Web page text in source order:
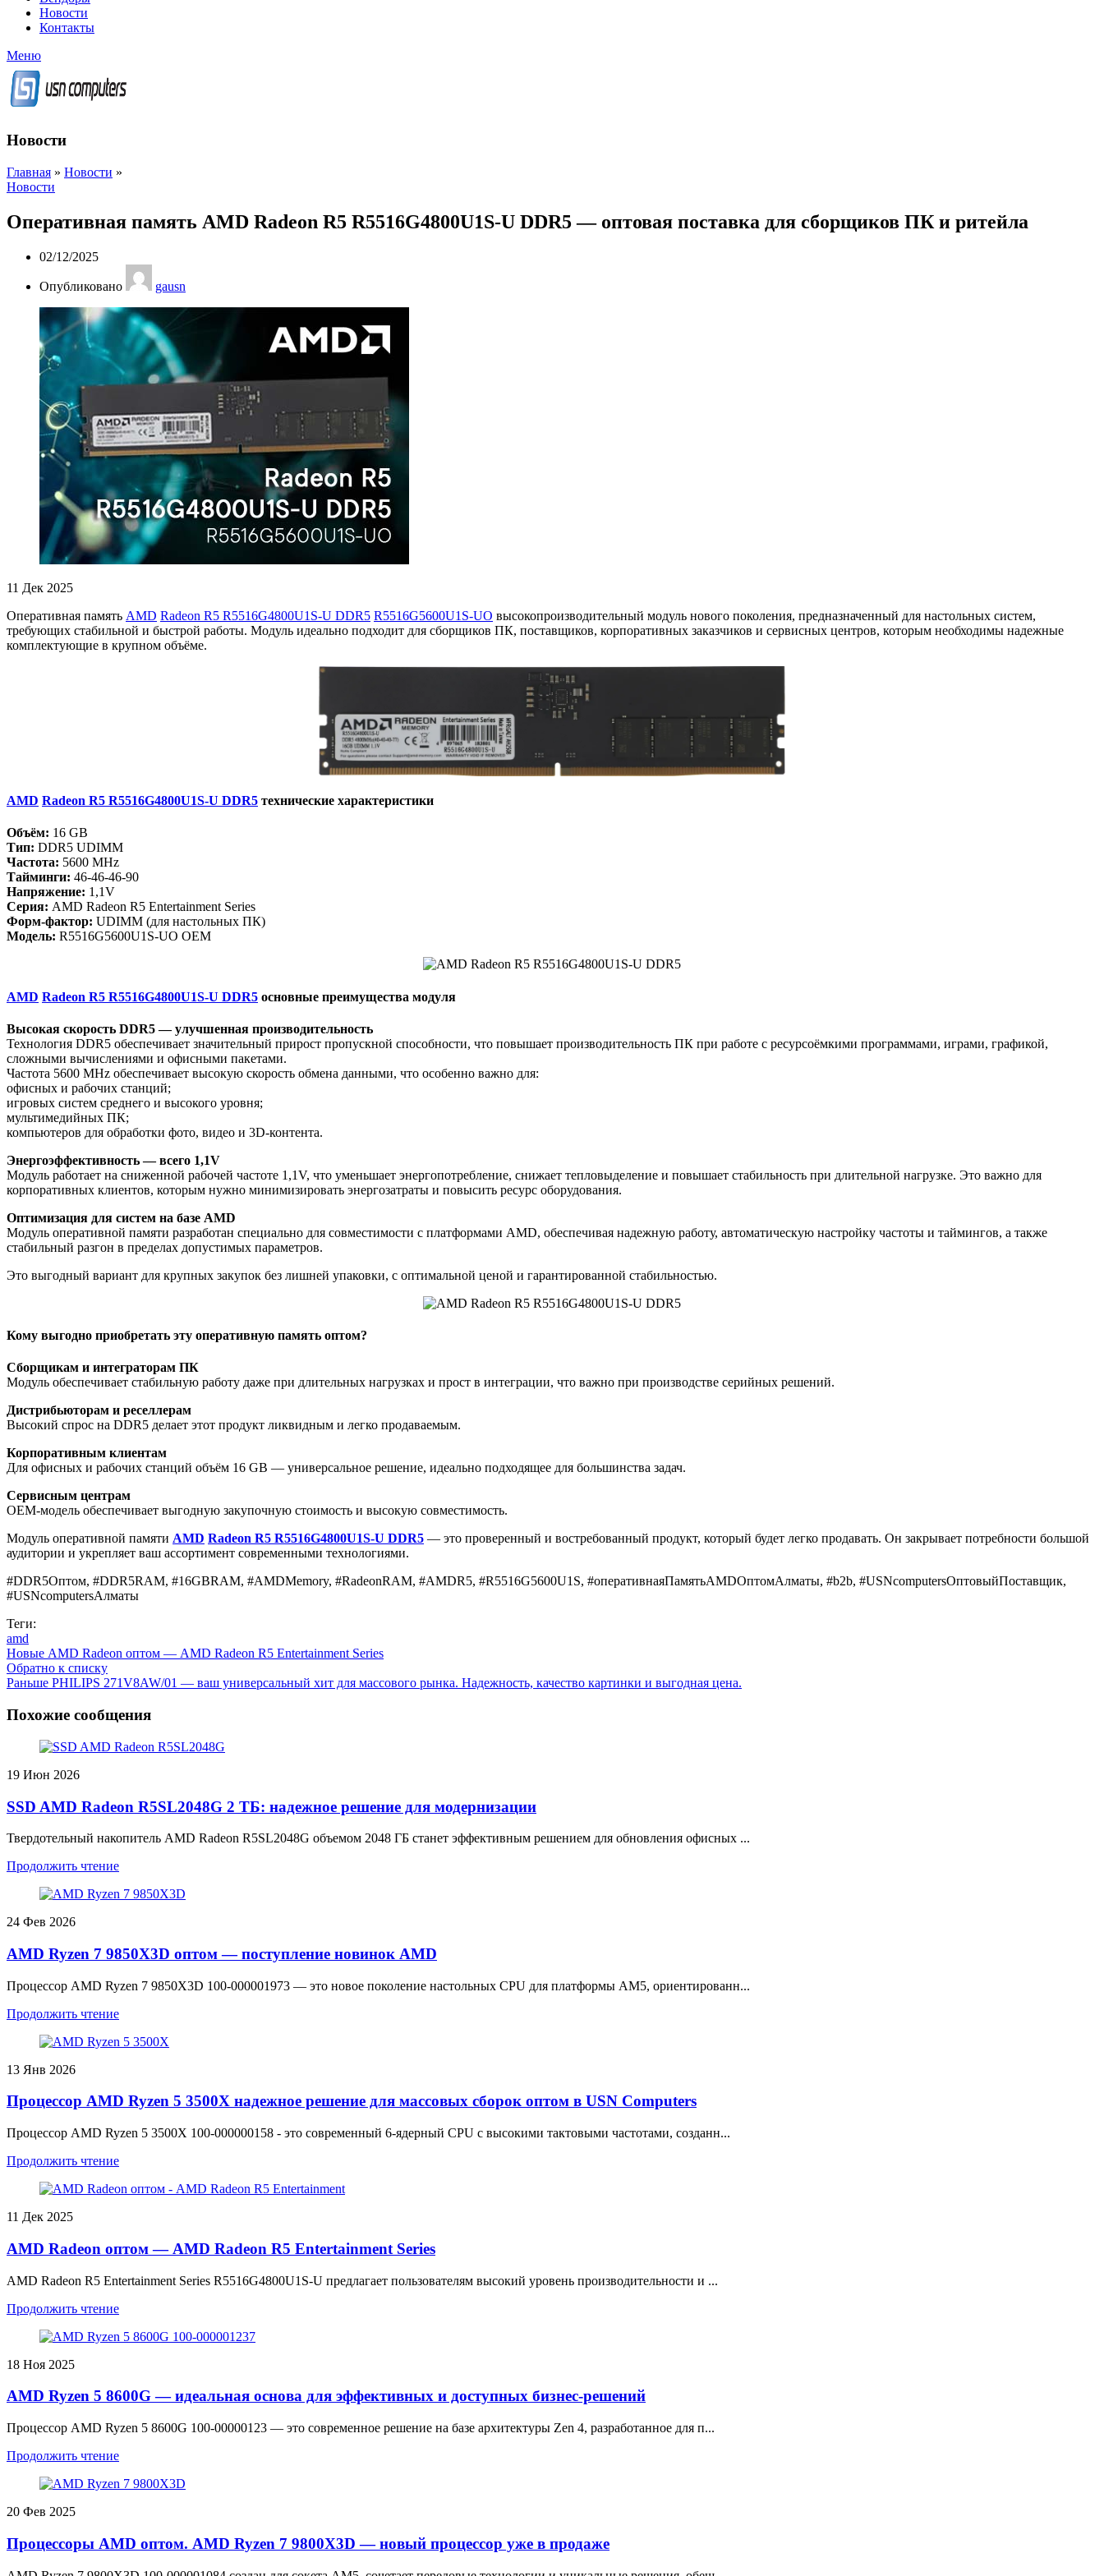
Новости
Контакты
Меню
Новости
Главная » Новости »
Новости
Оперативная память AMD Radeon R5 R5516G4800U1S-U DDR5 — оптовая поставка для сборщиков ПК и ритейла
02/12/2025
Опубликовано gausn
11 Дек 2025
Оперативная память AMD Radeon R5 R5516G4800U1S-U DDR5 R5516G5600U1S-UO высокопроизводительный модуль нового поколения, предназначенный для настольных систем,
требующих стабильной и быстрой работы. Модуль идеально подходит для сборщиков ПК, поставщиков, корпоративных заказчиков и сервисных центров, которым необходимы надежные
комплектующие в крупном объёме.
AMD Radeon R5 R5516G4800U1S-U DDR5 технические характеристики
Объём: 16 GB
Тип: DDR5 UDIMM
Частота: 5600 MHz
Тайминги: 46-46-46-90
Напряжение: 1,1V
Серия: AMD Radeon R5 Entertainment Series
Форм-фактор: UDIMM (для настольных ПК)
Модель: R5516G5600U1S-UO OEM
AMD Radeon R5 R5516G4800U1S-U DDR5 основные преимущества модуля
Высокая скорость DDR5 — улучшенная производительность
Технология DDR5 обеспечивает значительный прирост пропускной способности, что повышает производительность ПК при работе с ресурсоёмкими программами, играми, графикой,
сложными вычислениями и офисными пакетами.
Частота 5600 MHz обеспечивает высокую скорость обмена данными, что особенно важно для:
офисных и рабочих станций;
игровых систем среднего и высокого уровня;
мультимедийных ПК;
компьютеров для обработки фото, видео и 3D-контента.
Энергоэффективность — всего 1,1V
Модуль работает на сниженной рабочей частоте 1,1V, что уменьшает энергопотребление, снижает тепловыделение и повышает стабильность при длительной нагрузке. Это важно для
корпоративных клиентов, которым нужно минимизировать энергозатраты и повысить ресурс оборудования.
Оптимизация для систем на базе AMD
Модуль оперативной памяти разработан специально для совместимости с платформами AMD, обеспечивая надежную работу, автоматическую настройку частоты и таймингов, а также
стабильный разгон в пределах допустимых параметров.
Это выгодный вариант для крупных закупок без лишней упаковки, с оптимальной ценой и гарантированной стабильностью.
Кому выгодно приобретать эту оперативную память оптом?
Сборщикам и интеграторам ПК
Модуль обеспечивает стабильную работу даже при длительных нагрузках и прост в интеграции, что важно при производстве серийных решений.
Дистрибьюторам и реселлерам
Высокий спрос на DDR5 делает этот продукт ликвидным и легко продаваемым.
Корпоративным клиентам
Для офисных и рабочих станций объём 16 GB — универсальное решение, идеально подходящее для большинства задач.
Сервисным центрам
OEM-модель обеспечивает выгодную закупочную стоимость и высокую совместимость.
Модуль оперативной памяти AMD Radeon R5 R5516G4800U1S-U DDR5 — это проверенный и востребованный продукт, который будет легко продавать. Он закрывает потребности большой
аудитории и укрепляет ваш ассортимент современными технологиями.
#DDR5Оптом, #DDR5RAM, #16GBRAM, #AMDMemory, #RadeonRAM, #AMDR5, #R5516G5600U1S, #оперативнаяПамятьAMDОптомАлматы, #b2b, #USNcomputersОптовыйПоставщик,
#USNcomputersАлматы
Теги:
amd
Новые AMD Radeon оптом — AMD Radeon R5 Entertainment Series
Обратно к списку
Раньше PHILIPS 271V8AW/01 — ваш универсальный хит для массового рынка. Надежность, качество картинки и выгодная цена.
Похожие сообщения
19 Июн 2026
SSD AMD Radeon R5SL2048G 2 ТБ: надежное решение для модернизации
Твердотельный накопитель AMD Radeon R5SL2048G объемом 2048 ГБ станет эффективным решением для обновления офисных ...
Продолжить чтение
24 Фев 2026
AMD Ryzen 7 9850X3D оптом — поступление новинок AMD
Процессор AMD Ryzen 7 9850X3D 100-000001973 — это новое поколение настольных CPU для платформы AM5, ориентированн...
Продолжить чтение
13 Янв 2026
Процессор AMD Ryzen 5 3500X надежное решение для массовых сборок оптом в USN Computers
Процессор AMD Ryzen 5 3500X 100-000000158 - это современный 6-ядерный CPU с высокими тактовыми частотами, созданн...
Продолжить чтение
11 Дек 2025
AMD Radeon оптом — AMD Radeon R5 Entertainment Series
AMD Radeon R5 Entertainment Series R5516G4800U1S-U предлагает пользователям высокий уровень производительности и ...
Продолжить чтение
18 Ноя 2025
AMD Ryzen 5 8600G — идеальная основа для эффективных и доступных бизнес-решений
Процессор AMD Ryzen 5 8600G 100-00000123 — это современное решение на базе архитектуры Zen 4, разработанное для п...
Продолжить чтение
20 Фев 2025
Процессоры AMD оптом. AMD Ryzen 7 9800X3D — новый процессор уже в продаже